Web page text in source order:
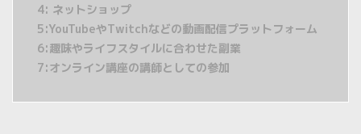
4: ネットショップ
5:YouTubeやTwitchなどの動画配信プラットフォーム
6:趣味やライフスタイルに合わせた副業
7:オンライン講座の講師としての参加